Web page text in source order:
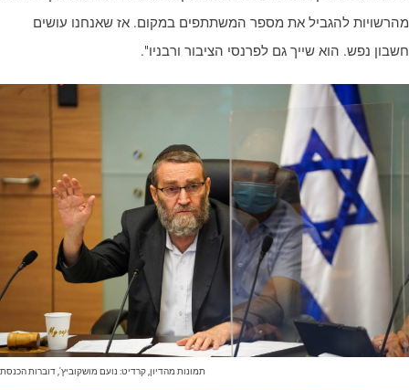
להגביל את מספר המשתתפים במקום. אז שאנחנו עושים
נפש. הוא שייך גם לפרנסי הציבור ורבניו".
תמונות מהדיון, קרדיט: נועם מושקוביץ', דוברות הכנסת